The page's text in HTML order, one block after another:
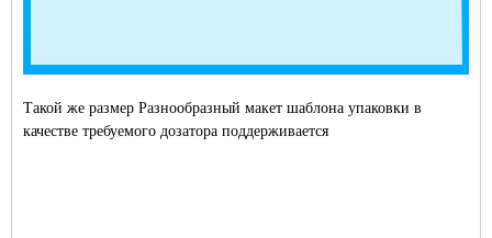
Такой же размер Разнообразный макет шаблона упаковки в
качестве требуемого дозатора поддерживается